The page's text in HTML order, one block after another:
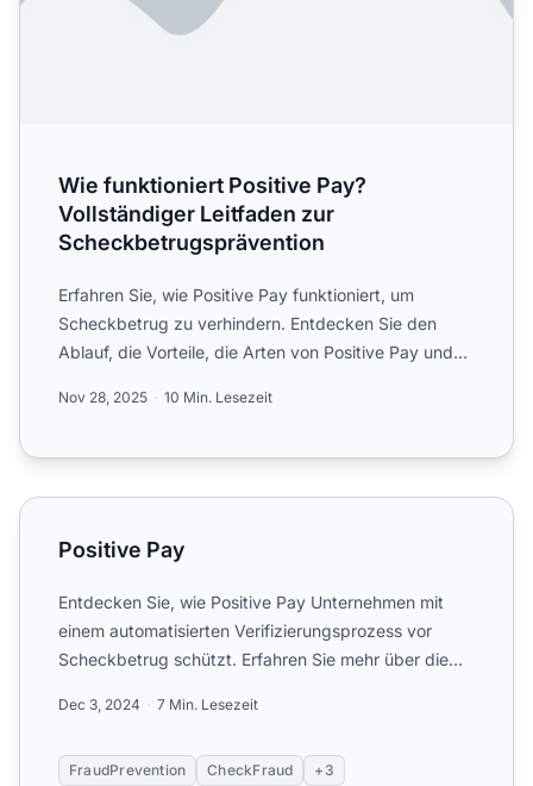
Wie funktioniert Positive Pay?
Vollständiger Leitfaden zur
Scheckbetrugsprävention
Erfahren Sie, wie Positive Pay funktioniert, um
Scheckbetrug zu verhindern. Entdecken Sie den
Ablauf, die Vorteile, die Arten von Positive Pay und
Nov 28, 2025 10 Min. Lesezeit
Positive Pay
Positive Pay
Entdecken Sie, wie Positive Pay Unternehmen mit
einem automatisierten Verifizierungsprozess vor
Scheckbetrug schützt. Erfahren Sie mehr über die
Dec 3, 2024 7 Min. Lesezeit
FraudPrevention CheckFraud +3